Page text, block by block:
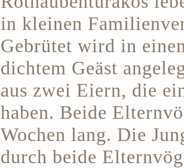
in kleinen
Gebrütet wird in
dichtem Geäst
aus zwei Eiern, die
haben. Beide
Wochen lang. Die
durch beide